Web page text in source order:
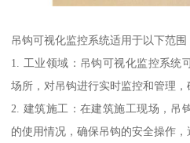
吊钩可视化监控系统适用于以下范围
1. 工业领域：吊钩可视化监控系统
场所，对吊钩进行实时监控和管理，
2. 建筑施工：在建筑施工现场，吊
的使用情况，确保吊钩的安全操作，